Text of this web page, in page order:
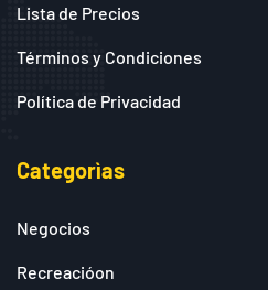
Lista de Precios
Términos y Condiciones
Política de Privacidad
Categorìas
Negocios
Recreacióon